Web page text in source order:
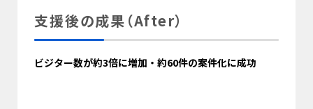
支援後の成果（After）
ビジター数が約3倍に増加・約60件の案件化に成功